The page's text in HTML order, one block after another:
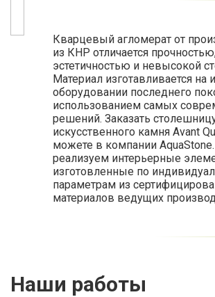
Кварцевый агломерат от
из КНР отличается
эстетичностью и невысокой
Материал изготавливается на
оборудовании последнего
использованием самых
решений. Заказать
искусственного камня Avant
можете в компании
реализуем интерьерные
изготовленные по
параметрам из
материалов ведущих
Наши работы